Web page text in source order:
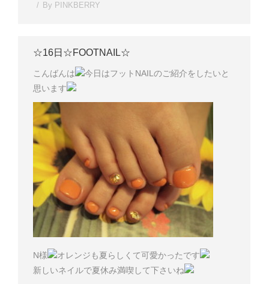
By PINKBERRY
☆16日☆FOOTNAIL☆
こんばんは
今日はフットNAILのご紹介をしたいと
思います
N様
オレンジも夏らしくて可愛かったです
新しいネイルで夏休み満喫して下さいね